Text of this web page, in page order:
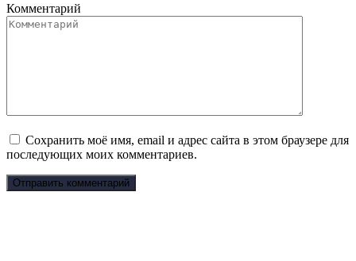
Комментарий
Сохранить моё имя, email и адрес сайта в этом браузере для
последующих моих комментариев.